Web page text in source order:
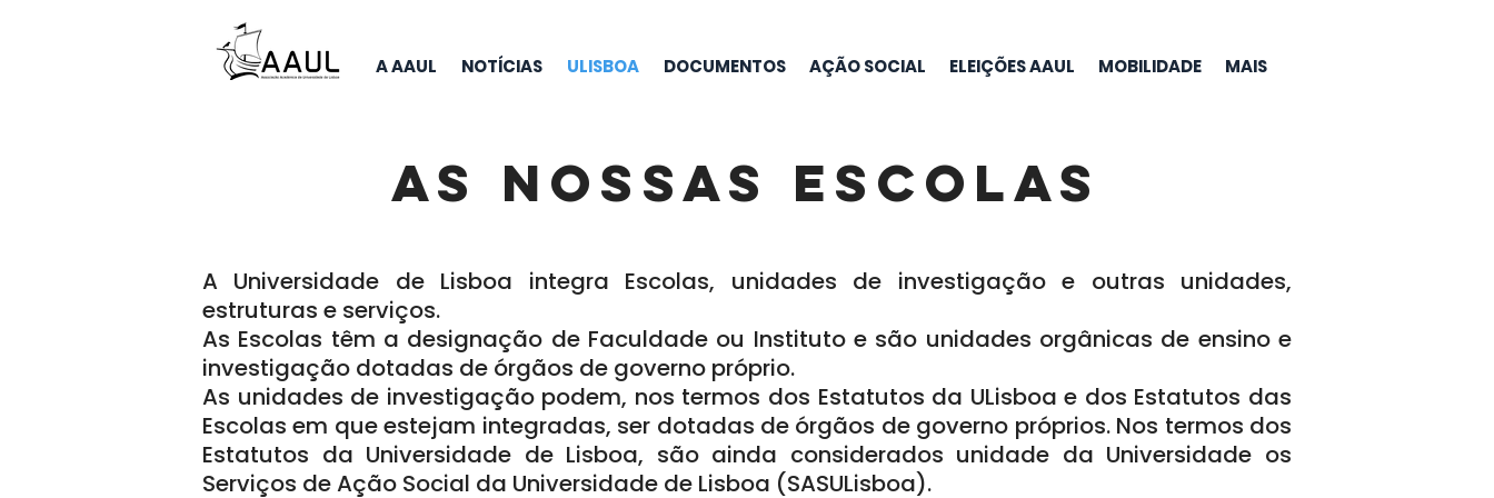
A AAUL NOTÍCIAS ULISBOA DOCUMENTOS AÇÃO SOCIAL ELEIÇÕES AAUL MOBILIDADE MAIS
AS NOSSAs escolas
A Universidade de Lisboa integra Escolas, unidades de investigação e outras unidades,
estruturas e serviços.
As Escolas têm a designação de Faculdade ou Instituto e são unidades orgânicas de ensino e
investigação dotadas de órgãos de governo próprio.
As unidades de investigação podem, nos termos dos Estatutos da ULisboa e dos Estatutos das
Escolas em que estejam integradas, ser dotadas de órgãos de governo próprios. Nos termos dos
Estatutos da Universidade de Lisboa, são ainda considerados unidade da Universidade os
Serviços de Ação Social da Universidade de Lisboa (SASULisboa).